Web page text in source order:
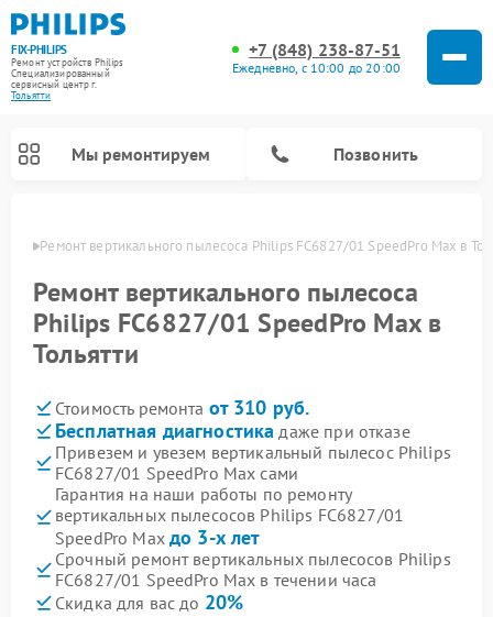
FIX-PHILIPS
Ремонт устройств Philips
Специализированный
cервисный центр г.
Тольятти
+7 (848) 238-87-51
Ежедневно, с 10:00 до 20:00
Мы ремонтируем Позвонить
Ремонт вертикального пылесоса Philips FC6827/01 SpeedPro Max в
Ремонт вертикального пылесоса
Philips FC6827/01 SpeedPro Max в
Тольятти
Стоимость ремонта от 310 руб.
Бесплатная диагностика даже при отказе
Привезем и увезем вертикальный пылесос Philips
FC6827/01 SpeedPro Max сами
Гарантия на наши работы по ремонту
вертикальных пылесосов Philips FC6827/01
SpeedPro Max до 3-х лет
Срочный ремонт вертикальных пылесосов Philips
FC6827/01 SpeedPro Max в течении часа
Скидка для вас до 20%